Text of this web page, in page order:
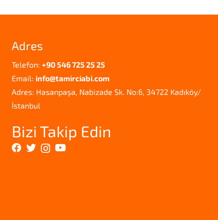
Adres
Telefon: +90 546 725 25 25
Email: info@tamirciabi.com
Adres: Hasanpaşa, Nabizade Sk. No:6, 34722 Kadıköy/
İstanbul
Bizi Takip Edin